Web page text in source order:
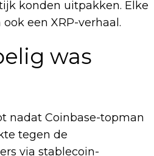
konden uitpakken. Elke
een XRP-verhaal.
was
nadat Coinbase-topman
tegen de
via stablecoin-